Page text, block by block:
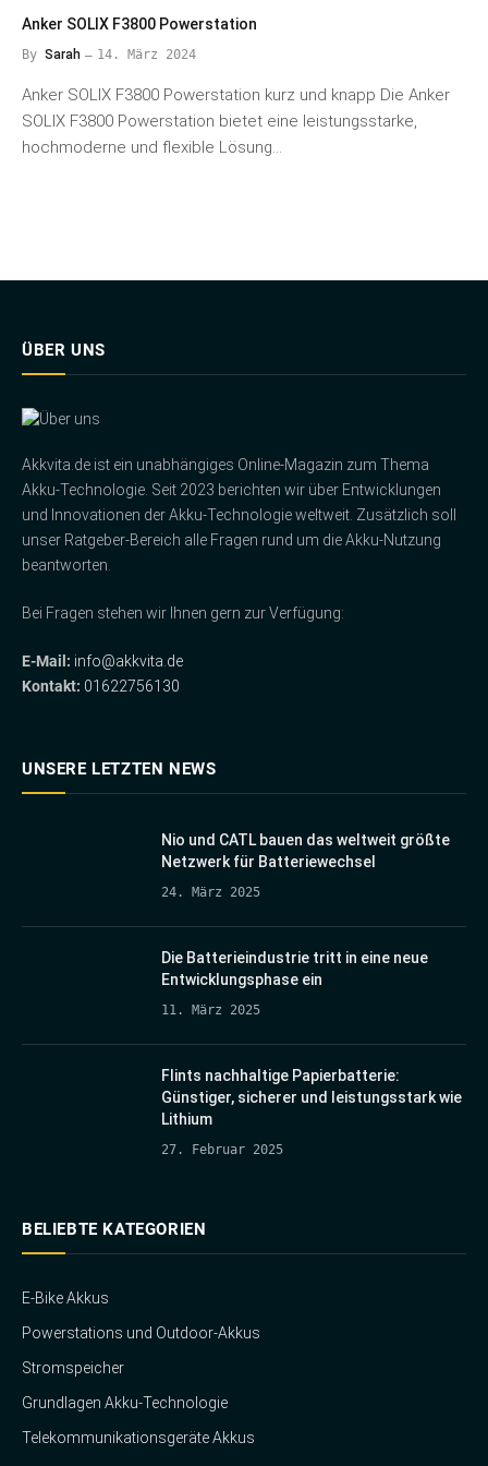
Anker SOLIX F3800 Powerstation
By Sarah 14. März 2024
Anker SOLIX F3800 Powerstation kurz und knapp Die Anker
SOLIX F3800 Powerstation bietet eine leistungsstarke,
hochmoderne und flexible Lösung…
ÜBER UNS
Akkvita.de ist ein unabhängiges Online-Magazin zum Thema
Akku-Technologie. Seit 2023 berichten wir über Entwicklungen
und Innovationen der Akku-Technologie weltweit. Zusätzlich soll
unser Ratgeber-Bereich alle Fragen rund um die Akku-Nutzung
beantworten.
Bei Fragen stehen wir Ihnen gern zur Verfügung:
E-Mail: info@akkvita.de
Kontakt: 01622756130
UNSERE LETZTEN NEWS
Nio und CATL bauen das weltweit größte
Netzwerk für Batteriewechsel
24. März 2025
Die Batterieindustrie tritt in eine neue
Entwicklungsphase ein
11. März 2025
Flints nachhaltige Papierbatterie:
Günstiger, sicherer und leistungsstark wie
Lithium
27. Februar 2025
BELIEBTE KATEGORIEN
E-Bike Akkus
Powerstations und Outdoor-Akkus
Stromspeicher
Grundlagen Akku-Technologie
Telekommunikationsgeräte Akkus